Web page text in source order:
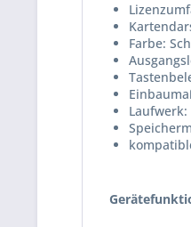
Farbe:
Laufwerk: